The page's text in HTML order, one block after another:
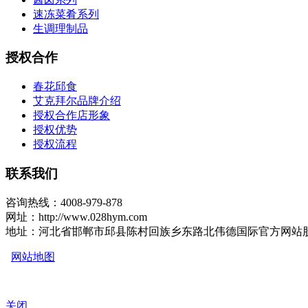
速冻菜肴系列
生调理制品
授权合作
春花邱食
艾克拜尔品牌介绍
授权合作店形象
授权优势
授权流程
联系我们
咨询热线：4008-979-878
网址：http://www.028hym.com
地址：河北省邯郸市邱县陈村回族乡东路北伟德国际官方网站
网站地图
关闭